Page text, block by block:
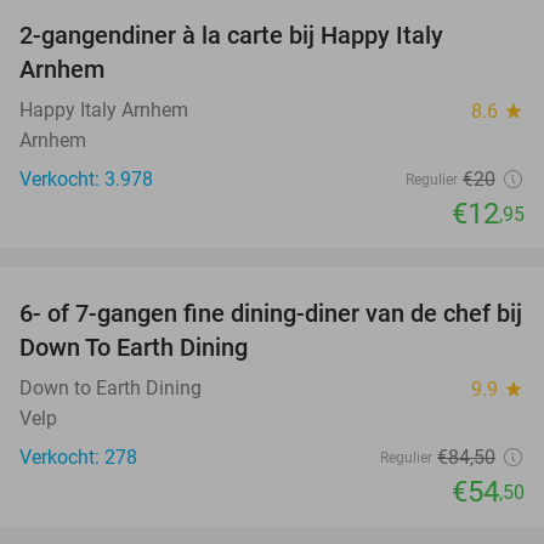
2-gangendiner à la carte bij Happy Italy
Arnhem
Happy Italy Arnhem 8.6 star
Arnhem
Verkocht: 3.978
Regulier €20
€12,95
36%
6- of 7-gangen fine dining-diner van de chef bij
Down To Earth Dining
Down to Earth Dining 9.9 star
Velp
Verkocht: 278
Regulier €84,50
€54,50